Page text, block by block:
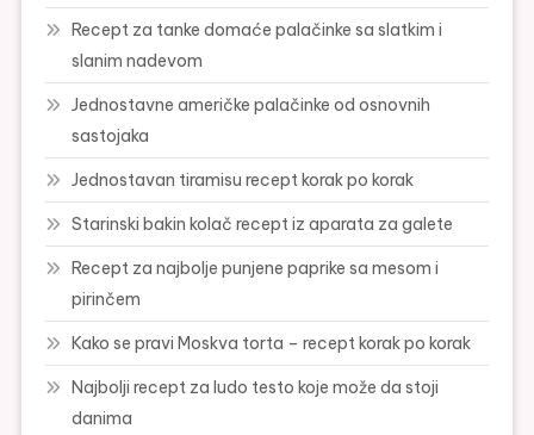
Recept za tanke domaće palačinke sa slatkim i
slanim nadevom
Jednostavne američke palačinke od osnovnih
sastojaka
Jednostavan tiramisu recept korak po korak
Starinski bakin kolač recept iz aparata za galete
Recept za najbolje punjene paprike sa mesom i
pirinčem
Kako se pravi Moskva torta – recept korak po korak
Najbolji recept za ludo testo koje može da stoji
danima